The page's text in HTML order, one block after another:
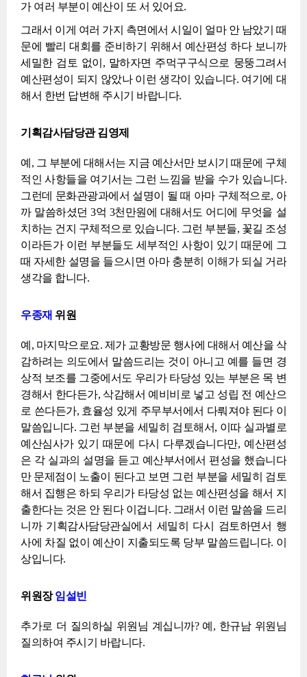
가 여러 부분이 예산이 또 서 있어요.
그래서 이게 여러 가지 측면에서 시일이 얼마 안 남았기 때
문에 빨리 대회를 준비하기 위해서 예산편성 하다 보니까
세밀한 검토 없이, 말하자면 주먹구구식으로 뭉뚱그려서
예산편성이 되지 않았나 이런 생각이 있습니다. 여기에 대
해서 한번 답변해 주시기 바랍니다.
기획감사담당관 김영제
예, 그 부분에 대해서는 지금 예산서만 보시기 때문에 구체
적인 사항들을 여기서는 그런 느낌을 받을 수가 있습니다.
그런데 문화관광과에서 설명이 될 때 아마 구체적으로, 아
까 말씀하셨던 3억 3천만원에 대해서도 어디에 무엇을 설
치하는 건지 구체적으로 있습니다. 그런 부분들, 꽃길 조성
이라든가 이런 부분들도 세부적인 사항이 있기 때문에 그
때 자세한 설명을 들으시면 아마 충분히 이해가 되실 거라
생각을 합니다.
우종재 위원
예, 마지막으로요. 제가 교황방문 행사에 대해서 예산을 삭
감하려는 의도에서 말씀드리는 것이 아니고 예를 들면 경
상적 보조를 그중에서도 우리가 타당성 있는 부분은 목 변
경해서 한다든가, 삭감해서 예비비로 넣고 성립 전 예산으
로 쓴다든가, 효율성 있게 주무부서에서 다뤄져야 된다 이
말씀입니다. 그런 부분을 세밀히 검토해서, 이따 실과별로
예산심사가 있기 때문에 다시 다루겠습니다만, 예산편성
은 각 실과의 설명을 듣고 예산부서에서 편성을 했습니다
만 문제점이 노출이 된다고 보면 그런 부분을 세밀히 검토
해서 집행은 하되 우리가 타당성 없는 예산편성을 해서 지
출한다는 것은 안 된다 이겁니다. 그래서 이런 말씀을 드리
니까 기획감사담당관실에서 세밀히 다시 검토하면서 행
사에 차질 없이 예산이 지출되도록 당부 말씀드립니다. 이
상입니다.
위원장임설빈
추가로 더 질의하실 위원님 계십니까? 예, 한규남 위원님
질의하여 주시기 바랍니다.